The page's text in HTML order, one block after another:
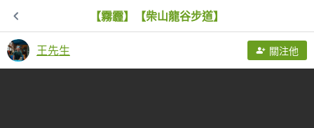
【霧霾】【柴山龍谷步道】
王先生 關注他